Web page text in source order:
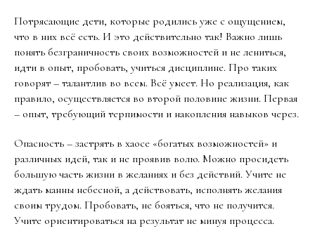
Потрясающие дети, которые родились уже с ощущением,
что в них всё есть. И это действительно так! Важно лишь
понять безграничность своих возможностей и не лениться,
идти в опыт, пробовать, учиться дисциплине. Про таких
говорят – талантлив во всем. Всё умеет. Но реализация, как
правило, осуществляется во второй половине жизни. Первая
– опыт, требующий терпимости и накопления навыков через.
Опасность – застрять в хаосе «богатых возможностей» и
различных идей, так и не проявив волю. Можно просидеть
большую часть жизни в желаниях и без действий. Учите не
ждать манны небесной, а действовать, исполнять желания
своим трудом. Пробовать, не бояться, что не получится.
Учите ориентироваться на результат не минуя процесса.